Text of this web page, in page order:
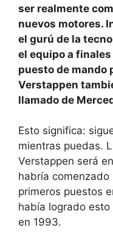
ser realmente
nuevos motores.
el gurú de la
el equipo a
puesto de mando
Verstappen
llamado de
Esto significa:
mientras puedas.
Verstappen será
habría
primeros puestos
había logrado
en 1993.